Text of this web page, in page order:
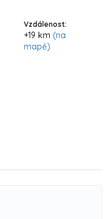
Vzdálenost:
+19 km(na
mapě)